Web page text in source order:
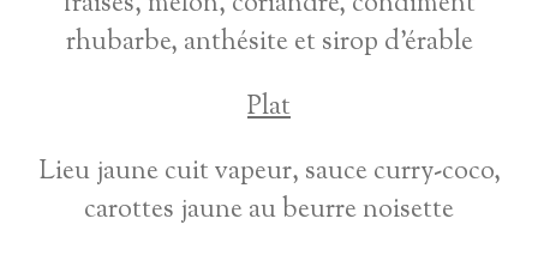
rhubarbe, anthésite et sirop d'érable
Plat
Lieu jaune cuit vapeur, sauce curry-coco,
carottes jaune au beurre noisette